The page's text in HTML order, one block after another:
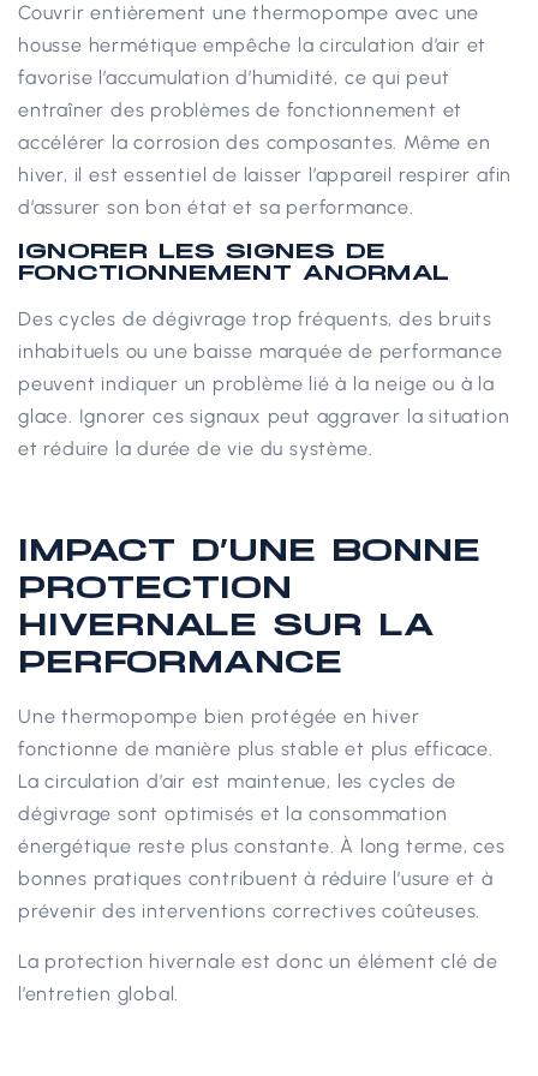
Couvrir entièrement une thermopompe avec une
housse hermétique empêche la circulation d’air et
favorise l’accumulation d’humidité, ce qui peut
entraîner des problèmes de fonctionnement et
accélérer la corrosion des composantes. Même en
hiver, il est essentiel de laisser l’appareil respirer afin
d’assurer son bon état et sa performance.
IGNORER LES SIGNES DE
FONCTIONNEMENT ANORMAL
Des cycles de dégivrage trop fréquents, des bruits
inhabituels ou une baisse marquée de performance
peuvent indiquer un problème lié à la neige ou à la
glace. Ignorer ces signaux peut aggraver la situation
et réduire la durée de vie du système.
IMPACT D’UNE BONNE
PROTECTION
HIVERNALE SUR LA
PERFORMANCE
Une thermopompe bien protégée en hiver
fonctionne de manière plus stable et plus efficace.
La circulation d’air est maintenue, les cycles de
dégivrage sont optimisés et la consommation
énergétique reste plus constante.À long terme, ces
bonnes pratiques contribuent à réduire l’usure et à
prévenir des interventions correctives coûteuses.
La protection hivernale est donc un élément clé de
l’entretien global.